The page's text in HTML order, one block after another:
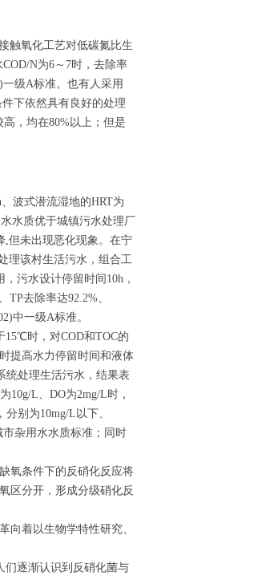
触氧化工艺对低碳氮比生
N为6～7时，去除率
级A标准。也有人采用
下依然具有良好的处理
，均在80%以上；但是
波式潜流湿地的HRT为
水质优于城镇污水处理厂
,但未出现恶化现象。在宁
理该村生活污水，组合工
污水设计停留时间10h，
去除率达92.2%、
中一级A标准。
15℃时，对COD和TOC的
提高水力停留时间和液体
统处理生活污水，结果表
10g/L、DO为2mg/L时，
别为10mg/L以下、
杂用水水质标准；同时
氧条件下的反硝化反应将
区分开，形成分级硝化反
向着以生物学特性研究、
们逐渐认识到反硝化菌与